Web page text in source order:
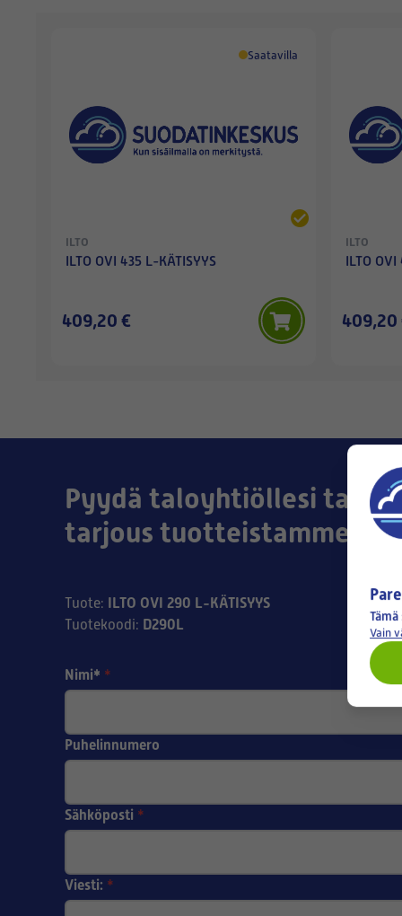
Saatavilla
ILTO
ILTO OVI 435 L-KÄTISYYS
409,20 €
ILTO
ILTO OVI
409,20
Pyydä taloyhtiöllesi tai
tarjous tuotteistamme!
Tuote: ILTO OVI 290 L-KÄTISYYS
Tuotekoodi: D290L
Nimi* *
Puhelinnumero
Sähköposti *
Viesti: *
Vain